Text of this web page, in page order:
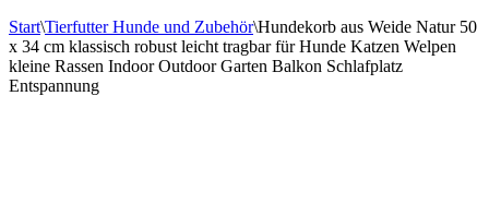
Start\Tierfutter Hunde und Zubehör\Hundekorb aus Weide Natur 50
x 34 cm klassisch robust leicht tragbar für Hunde Katzen Welpen
kleine Rassen Indoor Outdoor Garten Balkon Schlafplatz
Entspannung